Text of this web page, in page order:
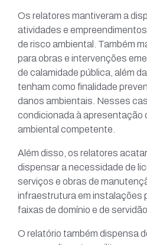
Os relatores mantiveram a
atividades e
de risco ambiental. Também
para obras e intervenções
de calamidade pública, além
tenham como finalidade
danos ambientais. Nesses
condicionada à apresentação
ambiental competente.
Além disso, os relatores
dispensar a necessidade de
serviços e obras de
infraestrutura em instalações
faixas de domínio e de servidão.
O relatório também dispensa